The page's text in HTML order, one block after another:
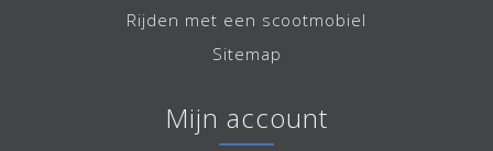
Rijden met een scootmobiel
Sitemap
Mijn account